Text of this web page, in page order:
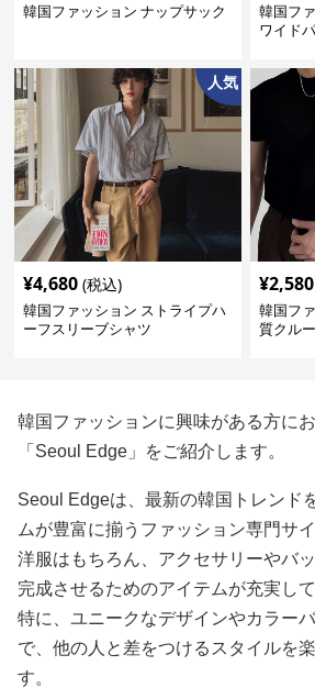
韓国ファッション ナップサック
韓国フ
ワイド
人気
¥4,680 (税込)
韓国ファッション ストライプハ
ーフスリーブシャツ
¥2,580
韓国フ
質クル
韓国ファッションに興味がある方に
「Seoul Edge」をご紹介します。
Seoul Edgeは、最新の韓国トレンド
ムが豊富に揃うファッション専門サイ
洋服はもちろん、アクセサリーやバ
完成させるためのアイテムが充実して
特に、ユニークなデザインやカラー
で、他の人と差をつけるスタイルを
す。